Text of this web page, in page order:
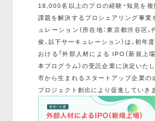
18,000名以上のプロの経験・知見を複
課題を解決するプロシェアリング事業
ュレーション（所在地：東京都渋谷区
俊、以下サーキュレーション）は、初年
おける「外部人材による IPO（新規上場
本プログラム）の受託企業に決定いた
市から生まれるスタートアップ企業の
プロジェクト創出により促進していき